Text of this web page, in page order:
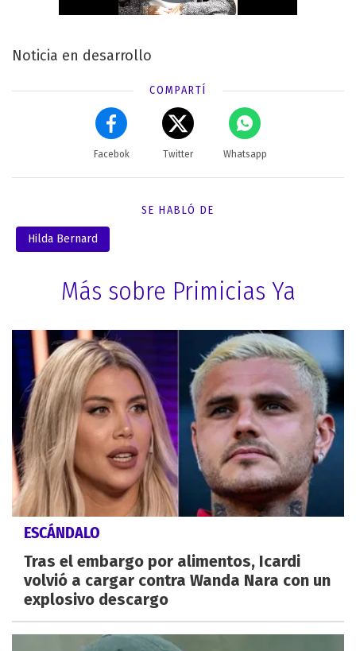
Noticia en desarrollo
COMPARTÍ
Facebok Twitter Whatsapp
SE HABLÓ DE
Hilda Bernard
Más sobre Primicias Ya
ESCÁNDALO
Tras el embargo por alimentos, Icardi
volvió a cargar contra Wanda Nara con un
explosivo descargo